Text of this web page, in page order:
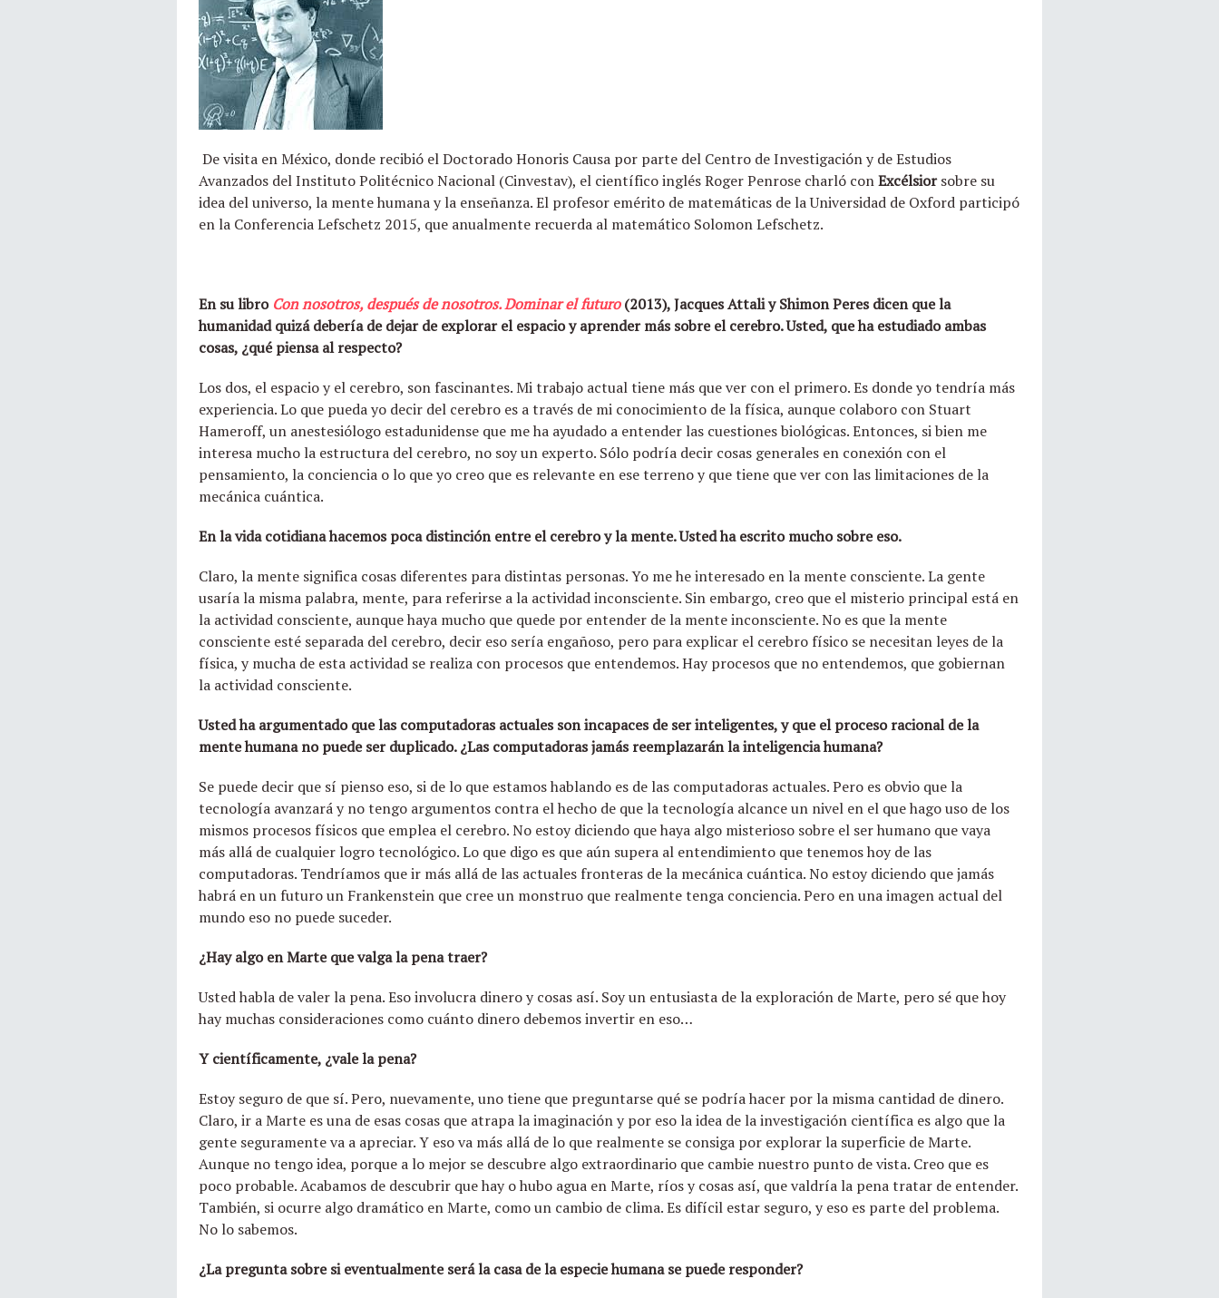
De visita en México, donde recibió el Doctorado Honoris Causa por parte del Centro de Investigación y de Estudios
Avanzados del Instituto Politécnico Nacional (Cinvestav), el científico inglés Roger Penrose charló conExcélsiorsobre su
idea del universo, la mente humana y la enseñanza. El profesor emérito de matemáticas de la Universidad de Oxford participó
en la Conferencia Lefschetz 2015, que anualmente recuerda al matemático Solomon Lefschetz.
En su libro Con nosotros, después de nosotros. Dominar el futuro(2013), Jacques Attali y Shimon Peres dicen que la
humanidad quizá debería de dejar de explorar el espacio y aprender más sobre el cerebro. Usted, que ha estudiado ambas
cosas, ¿qué piensa al respecto?
Los dos, el espacio y el cerebro, son fascinantes. Mi trabajo actual tiene más que ver con el primero. Es donde yo tendría más
experiencia. Lo que pueda yo decir del cerebro es a través de mi conocimiento de la física, aunque colaboro con Stuart
Hameroff, un anestesiólogo estadunidense que me ha ayudado a entender las cuestiones biológicas. Entonces, si bien me
interesa mucho la estructura del cerebro, no soy un experto. Sólo podría decir cosas generales en conexión con el
pensamiento, la conciencia o lo que yo creo que es relevante en ese terreno y que tiene que ver con las limitaciones de la
mecánica cuántica.
En la vida cotidiana hacemos poca distinción entre el cerebro y la mente. Usted ha escrito mucho sobre eso.
Claro, la mente significa cosas diferentes para distintas personas. Yo me he interesado en la mente consciente. La gente
usaría la misma palabra, mente, para referirse a la actividad inconsciente. Sin embargo, creo que el misterio principal está en
la actividad consciente, aunque haya mucho que quede por entender de la mente inconsciente. No es que la mente
consciente esté separada del cerebro, decir eso sería engañoso, pero para explicar el cerebro físico se necesitan leyes de la
física, y mucha de esta actividad se realiza con procesos que entendemos. Hay procesos que no entendemos, que gobiernan
la actividad consciente.
Usted ha argumentado que las computadoras actuales son incapaces de ser inteligentes, y que el proceso racional de la
mente humana no puede ser duplicado. ¿Las computadoras jamás reemplazarán la inteligencia humana?
Se puede decir que sí pienso eso, si de lo que estamos hablando es de las computadoras actuales. Pero es obvio que la
tecnología avanzará y no tengo argumentos contra el hecho de que la tecnología alcance un nivel en el que hago uso de los
mismos procesos físicos que emplea el cerebro. No estoy diciendo que haya algo misterioso sobre el ser humano que vaya
más allá de cualquier logro tecnológico. Lo que digo es que aún supera al entendimiento que tenemos hoy de las
computadoras. Tendríamos que ir más allá de las actuales fronteras de la mecánica cuántica. No estoy diciendo que jamás
habrá en un futuro un Frankenstein que cree un monstruo que realmente tenga conciencia. Pero en una imagen actual del
mundo eso no puede suceder.
¿Hay algo en Marte que valga la pena traer?
Usted habla de valer la pena. Eso involucra dinero y cosas así. Soy un entusiasta de la exploración de Marte, pero sé que hoy
hay muchas consideraciones como cuánto dinero debemos invertir en eso…
Y científicamente, ¿vale la pena?
Estoy seguro de que sí. Pero, nuevamente, uno tiene que preguntarse qué se podría hacer por la misma cantidad de dinero.
Claro, ir a Marte es una de esas cosas que atrapa la imaginación y por eso la idea de la investigación científica es algo que la
gente seguramente va a apreciar. Y eso va más allá de lo que realmente se consiga por explorar la superficie de Marte.
Aunque no tengo idea, porque a lo mejor se descubre algo extraordinario que cambie nuestro punto de vista. Creo que es
poco probable. Acabamos de descubrir que hay o hubo agua en Marte, ríos y cosas así, que valdría la pena tratar de entender.
También, si ocurre algo dramático en Marte, como un cambio de clima. Es difícil estar seguro, y eso es parte del problema.
No lo sabemos.
¿La pregunta sobre si eventualmente será la casa de la especie humana se puede responder?